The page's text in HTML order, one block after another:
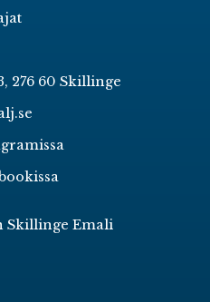
276 60 Skillinge
Skillinge Emali